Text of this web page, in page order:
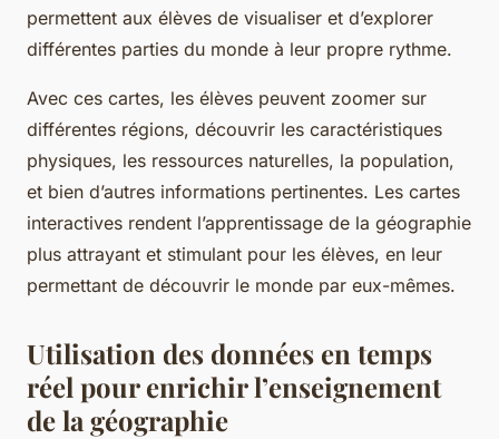
permettent aux élèves de visualiser et d’explorer
différentes parties du monde à leur propre rythme.
Avec ces cartes, les élèves peuvent zoomer sur
différentes régions, découvrir les caractéristiques
physiques, les ressources naturelles, la population,
et bien d’autres informations pertinentes. Les cartes
interactives rendent l’apprentissage de la géographie
plus attrayant et stimulant pour les élèves, en leur
permettant de découvrir le monde par eux-mêmes.
Utilisation des données en temps
réel pour enrichir l’enseignement
de la géographie